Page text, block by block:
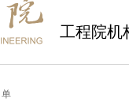
工程院机